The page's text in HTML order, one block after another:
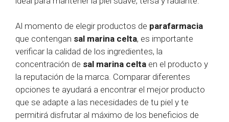
Al momento de elegir productos de parafarmacia
que contengan sal marina celta, es importante
verificar la calidad de los ingredientes, la
concentración de sal marina celta en el producto y
la reputación de la marca. Comparar diferentes
opciones te ayudará a encontrar el mejor producto
que se adapte a las necesidades de tu piel y te
permitirá disfrutar al máximo de los beneficios de